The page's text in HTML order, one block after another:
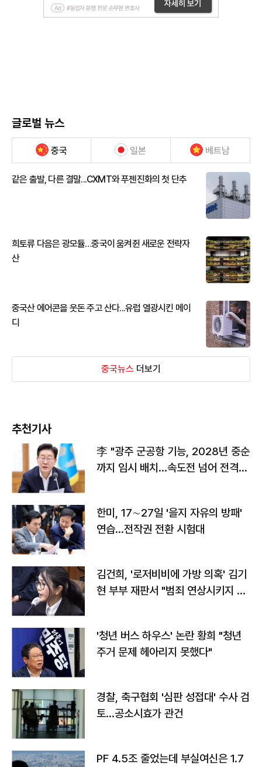
글로벌 뉴스
중국 일본 베트남
같은 출발, 다른 결말...CXMT와 푸젠진화의 첫 단추
희토류 다음은 광모듈…중국이 움켜쥔 새로운 전략자
산
중국산 에어콘을 웃돈 주고 산다...유럽 열광시킨 메이
디
중국뉴스 더보기
추천기사
李 "광주 군공항 기능, 2028년 중순
까지 임시 배치…속도전 넘어 전격
한미, 17∼27일 '을지 자유의 방패'
연습…전작권 전환 시험대
김건희, '로저비비에 가방 의혹' 김기
현 부부 재판서 "범죄 연상시키지 말
'청년 버스 하우스' 논란 황희 "청년
주거 문제 헤아리지 못했다"
경찰, 축구협회 '심판 성접대' 수사 검
토…공소시효가 관건
PF 4.5조 줄었는데 부실여신은 1.7